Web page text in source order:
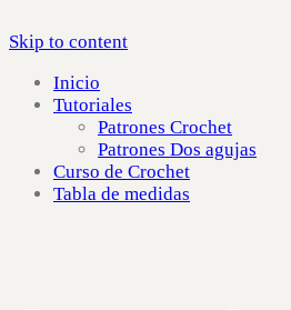
Skip to content
Inicio
Tutoriales
Patrones Crochet
Patrones Dos agujas
Curso de Crochet
Tabla de medidas